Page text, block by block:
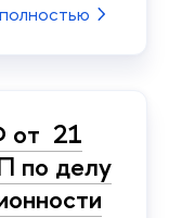
от 21
по делу